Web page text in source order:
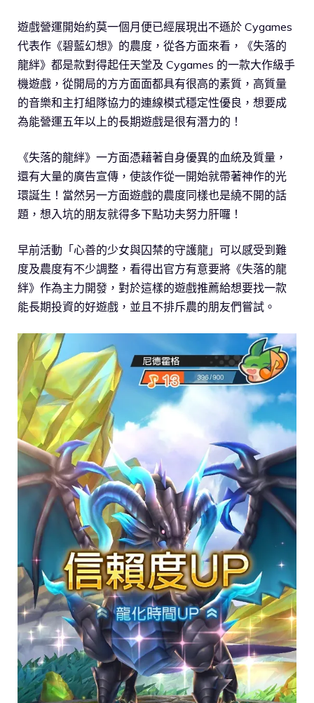
遊戲營運開始約莫一個月便已經展現出不遜於 Cygames
代表作《碧藍幻想》的農度，從各方面來看，《失落的
龍絆》都是款對得起任天堂及 Cygames 的一款大作級手
機遊戲，從開局的方方面面都具有很高的素質，高質量
的音樂和主打組隊協力的連線模式穩定性優良，想要成
為能營運五年以上的長期遊戲是很有潛力的！
《失落的龍絆》一方面憑藉著自身優異的血統及質量，
還有大量的廣告宣傳，使該作從一開始就帶著神作的光
環誕生！當然另一方面遊戲的農度同樣也是繞不開的話
題，想入坑的朋友就得多下點功夫努力肝囉！
早前活動「心善的少女與囚禁的守護龍」可以感受到難
度及農度有不少調整，看得出官方有意要將《失落的龍
絆》作為主力開發，對於這樣的遊戲推薦給想要找一款
能長期投資的好遊戲，並且不排斥農的朋友們嘗試。